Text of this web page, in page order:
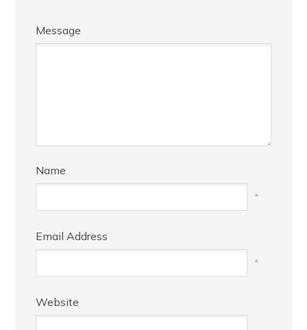
Message
Name
*
Email Address
*
Website